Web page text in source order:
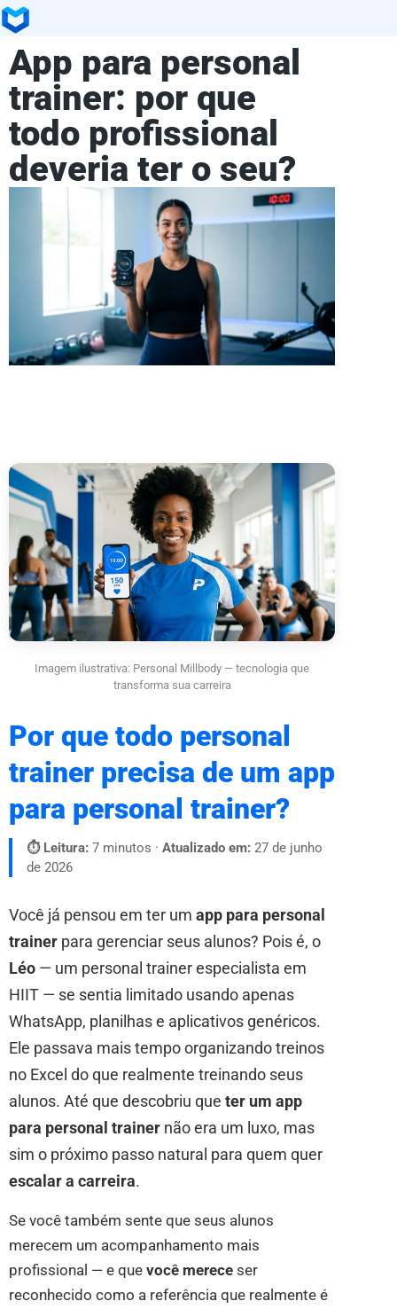
App para personal
trainer: por que
todo profissional
deveria ter o seu?
Imagem ilustrativa: Personal Millbody — tecnologia que
transforma sua carreira
Por que todo personal
trainer precisa de um app
para personal trainer?
⏱ Leitura: 7 minutos · Atualizado em: 27 de junho
de 2026
Você já pensou em ter um app para personal
trainer para gerenciar seus alunos? Pois é, o
Léo — um personal trainer especialista em
HIIT — se sentia limitado usando apenas
WhatsApp, planilhas e aplicativos genéricos.
Ele passava mais tempo organizando treinos
no Excel do que realmente treinando seus
alunos. Até que descobriu que ter um app
para personal trainer não era um luxo, mas
sim o próximo passo natural para quem quer
escalar a carreira.
Se você também sente que seus alunos
merecem um acompanhamento mais
profissional — e que você merece ser
reconhecido como a referência que realmente é